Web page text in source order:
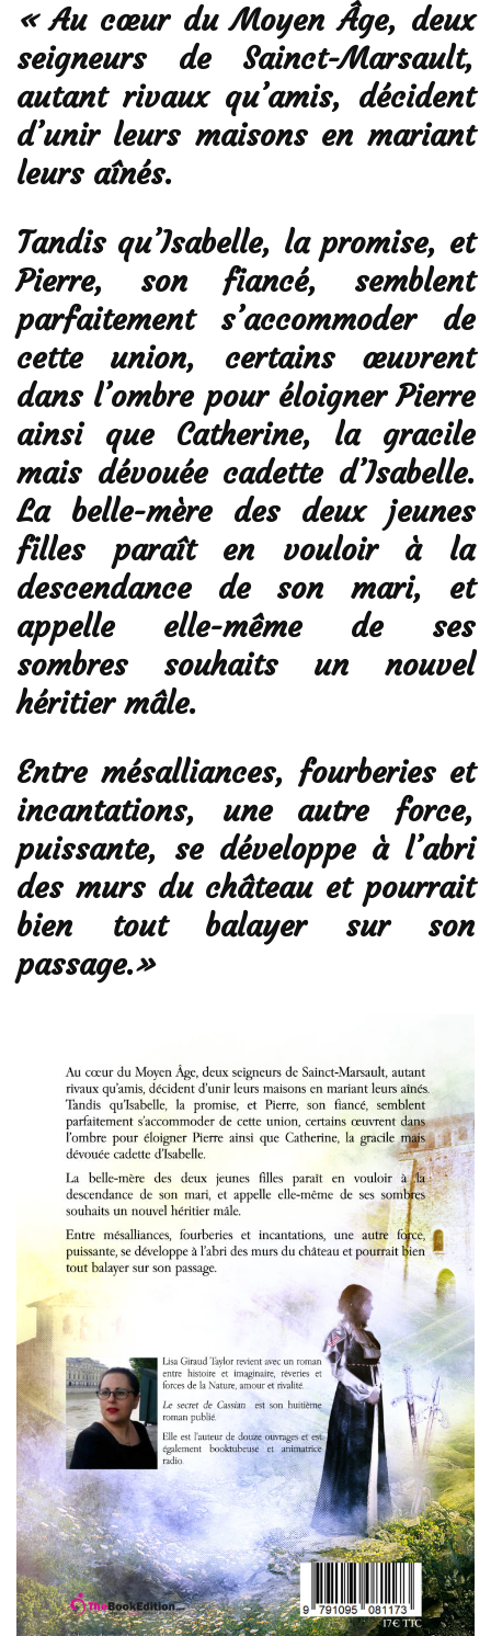
«Au cœur du Moyen Âge, deux
seigneurs de Sainct-Marsault,
autant rivaux qu’amis, décident
d’unir leurs maisons en mariant
leurs aînés.
Tandis qu’Isabelle, la promise, et
Pierre, son fiancé, semblent
parfaitement s’accommoder de
cette union, certains œuvrent
dans l’ombre pour éloigner Pierre
ainsi que Catherine, la gracile
mais dévouée cadette d’Isabelle.
La belle-mère des deux jeunes
filles paraît en vouloir à la
descendance de son mari, et
appelle elle-même de ses
sombres souhaits un nouvel
héritier mâle.
Entre mésalliances, fourberies et
incantations, une autre force,
puissante, se développe à l’abri
des murs du château et pourrait
bien tout balayer sur son
passage.»